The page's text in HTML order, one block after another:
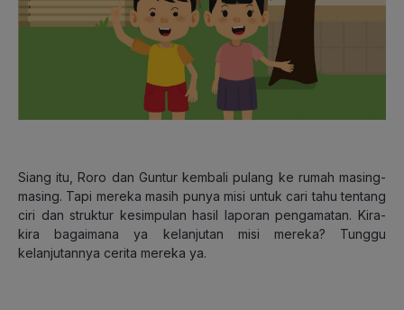
Siang itu, Roro dan Guntur kembali pulang ke rumah masing-
masing. Tapi mereka masih punya misi untuk cari tahu tentang
ciri dan struktur kesimpulan hasil laporan pengamatan. Kira-
kira bagaimana ya kelanjutan misi mereka? Tunggu
kelanjutannya cerita mereka ya.